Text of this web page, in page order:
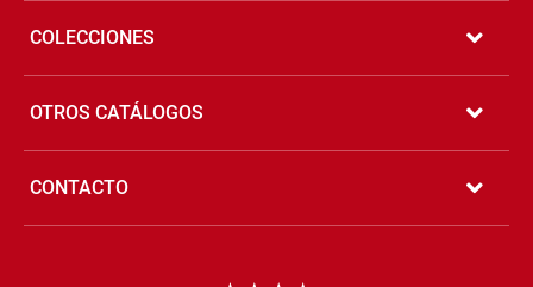
COLECCIONES
OTROS CATÁLOGOS
CONTACTO